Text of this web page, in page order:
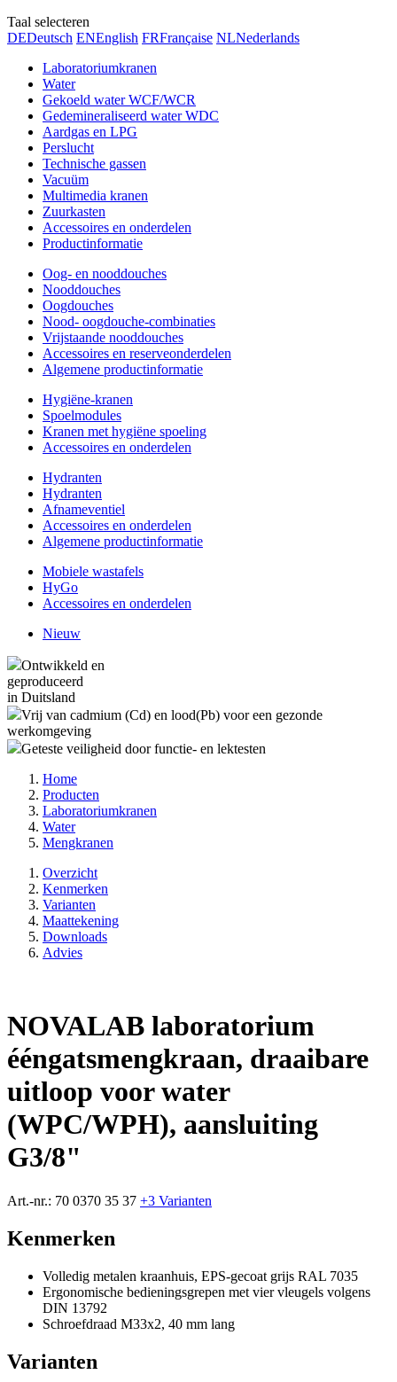
Taal selecteren
DEDeutsch ENEnglish FRFrançaise NLNederlands
Laboratoriumkranen
Water
Gekoeld water WCF/WCR
Gedemineraliseerd water WDC
Aardgas en LPG
Perslucht
Technische gassen
Vacuüm
Multimedia kranen
Zuurkasten
Accessoires en onderdelen
Productinformatie
Oog- en nooddouches
Nooddouches
Oogdouches
Nood- oogdouche-combinaties
Vrijstaande nooddouches
Accessoires en reserveonderdelen
Algemene productinformatie
Hygiëne-kranen
Spoelmodules
Kranen met hygiëne spoeling
Accessoires en onderdelen
Hydranten
Hydranten
Afnameventiel
Accessoires en onderdelen
Algemene productinformatie
Mobiele wastafels
HyGo
Accessoires en onderdelen
Nieuw
Ontwikkeld en
geproduceerd
in Duitsland
Vrij van cadmium (Cd) en lood(Pb) voor een gezonde
werkomgeving
Geteste veiligheid door functie- en lektesten
Home
Producten
Laboratoriumkranen
Water
Mengkranen
Overzicht
Kenmerken
Varianten
Maattekening
Downloads
Advies
NOVALAB laboratorium
ééngatsmengkraan, draaibare
uitloop voor water
(WPC/WPH), aansluiting
G3/8"
Art.-nr.: 70 0370 35 37 +3 Varianten
Kenmerken
Volledig metalen kraanhuis, EPS-gecoat grijs RAL 7035
Ergonomische bedieningsgrepen met vier vleugels volgens
DIN 13792
Schroefdraad M33x2, 40 mm lang
Varianten